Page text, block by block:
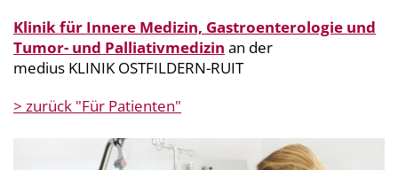
Klinik für Innere Medizin, Gastroenterologie und
Tumor- und Palliativmedizin an der
medius KLINIK OSTFILDERN-RUIT
> zurück "Für Patienten"